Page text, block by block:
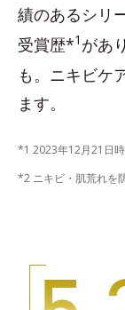
績のあるシリ
受賞歴*1 があ
も。ニキビケ
ます。
*1 2023年12月21日
*2 ニキビ・肌荒れを